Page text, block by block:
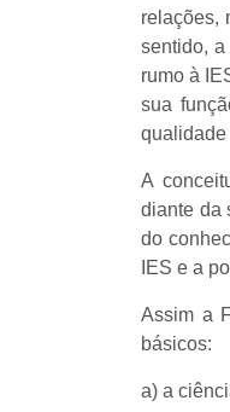
relações,
sentido,
rumo à
sua
qualidade
A
diante da
do
IES e a
Assim a
básicos:
a) a